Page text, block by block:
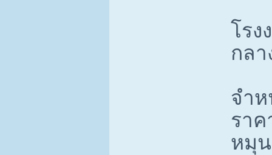
โรง
กลา
จำห
รา
หมุน